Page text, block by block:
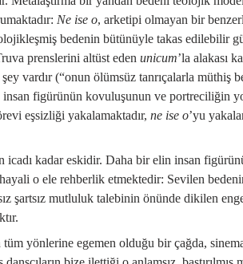
Ne ise o, arketipi olmayan bir
bedenin bütünüyle takas edilebilir
prenslerini altüst eden unicum’la alakası
vardır (“onun ölümsüz tanrıçalarla müthiş
insan figürünün kovuluşunun ve portreciliğin
eşsizliği yakalamaktadır, ne ise o’yu
icadı kadar eskidir. Daha bir elin insan
o ele rehberlik etmektedir: Sevilen
şartsız mutluluk talebinin önünde dikilen
yönlerine egemen olduğu bir çağda, sinema